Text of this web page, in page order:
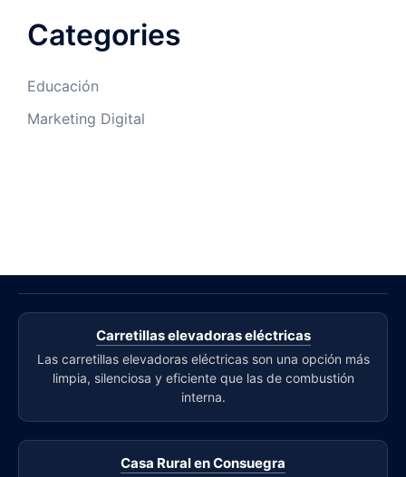
Categories
Educación
Marketing Digital
Carretillas elevadoras eléctricas
Las carretillas elevadoras eléctricas son una opción más
limpia, silenciosa y eficiente que las de combustión
interna.
Casa Rural en Consuegra